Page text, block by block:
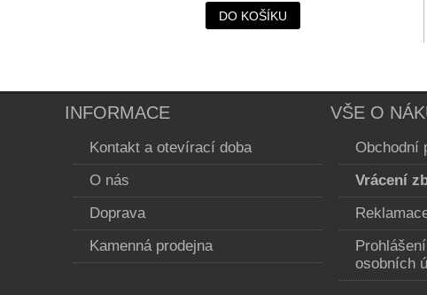
DO KOŠÍKU
INFORMACE
Kontakt a otevírací doba
O nás
Doprava
Kamenná prodejna
VŠE O
Obchodní
Vrácení
osobních